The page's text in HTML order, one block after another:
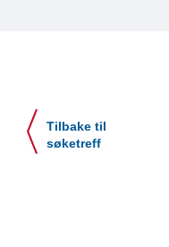
Tilbake til
søketreff